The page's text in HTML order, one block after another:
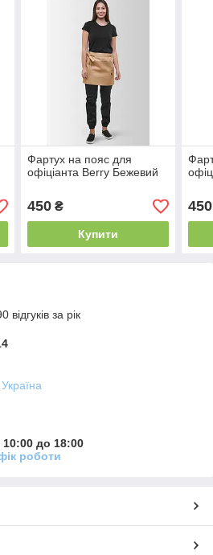
Фартух на пояс для
офіціанта Berry Бежевий
450₴
Купити
450
за рік
до 18:00
роботи